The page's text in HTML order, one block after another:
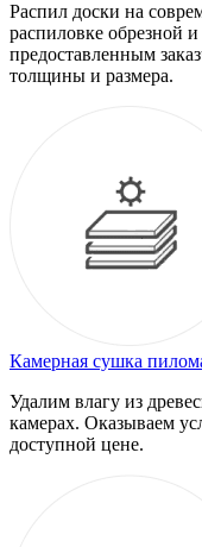
Распил доски на
распиловке обрезной
предоставленным
толщины и размера.
Камерная сушка
Удалим влагу из
камерах. Оказываем
доступной цене.